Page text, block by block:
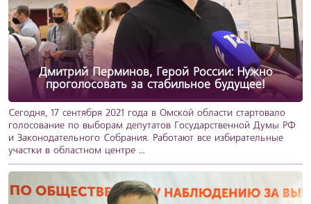
Дмитрий Перминов, Герой России: Нужно
проголосовать за стабильное будущее!
Сегодня, 17 сентября 2021 года в Омской области стартовало
голосование по выборам депутатов Государственной Думы РФ
и Законодательного Собрания. Работают все избирательные
участки в областном центре ...